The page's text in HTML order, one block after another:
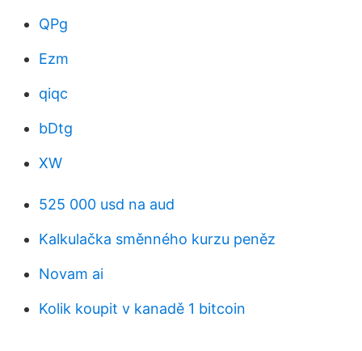
QPg
Ezm
qiqc
bDtg
XW
525 000 usd na aud
Kalkulačka směnného kurzu peněz
Novam ai
Kolik koupit v kanadě 1 bitcoin